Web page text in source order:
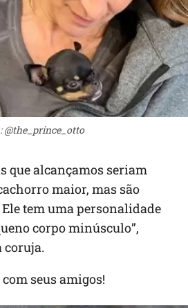
@the_prince_otto
que alcançamos seriam
maior, mas são
tem uma personalidade
corpo minúsculo”,
coruja.
seus amigos!